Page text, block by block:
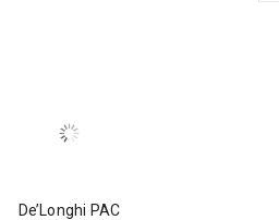
De’Longhi PAC